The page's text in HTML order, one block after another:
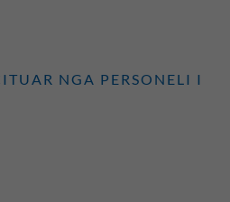
NGA PERSONELI I